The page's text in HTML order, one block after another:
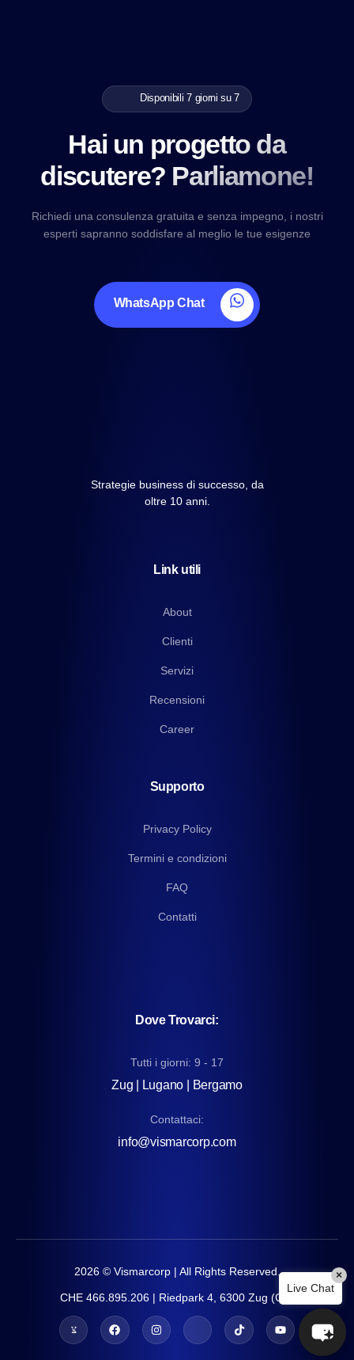
Disponibili 7 giorni su 7
Hai un progetto da
discutere? Parliamone!
Richiedi una consulenza gratuita e senza impegno, i nostri
esperti sapranno soddisfare al meglio le tue esigenze
WhatsApp Chat
Strategie business di successo, da
oltre 10 anni.
Link utili
About
Clienti
Servizi
Recensioni
Career
Supporto
Privacy Policy
Termini e condizioni
FAQ
Contatti
Dove Trovarci:
Tutti i giorni: 9 - 17
Zug | Lugano | Bergamo
Contattaci:
info@vismarcorp.com
2026© Vismarcorp | All Rights Reserved.
CHE 466.895.206 | Riedpark 4, 6300 Zug (CH)
Live Chat
×